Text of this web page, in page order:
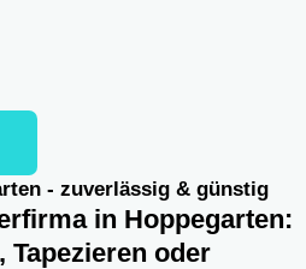
- zuverlässig & günstig
in Hoppegarten:
Tapezieren oder